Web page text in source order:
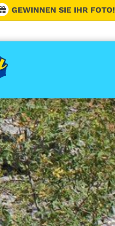
GEWINNEN SIE IHR FOTO!